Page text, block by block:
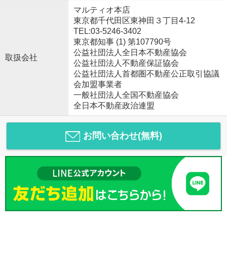
取扱会社
マルティオ本店
東京都千代田区東神田３丁目4-12
TEL:03-5246-3402
東京都知事 (1) 第107790号
公益社団法人全日本不動産協会
公益社団法人不動産保証協会
公益社団法人首都圏不動産公正取引協議
会加盟事業者
一般社団法人全国不動産協会
全日本不動産政治連盟
お問い合わせ(無料)